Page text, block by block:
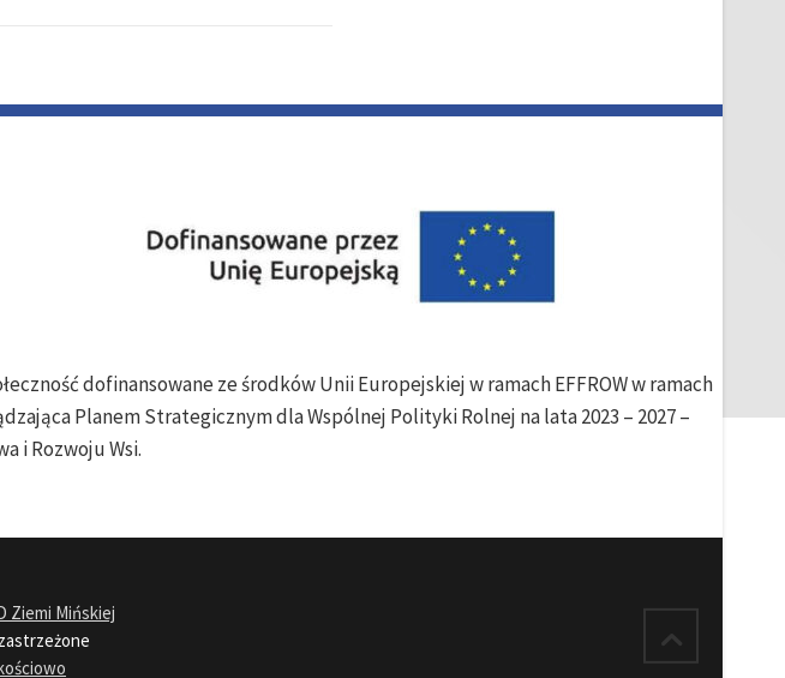
dofinansowane ze środków Unii Europejskiej w ramach EFFROW w ramach
Planem Strategicznym dla Wspólnej Polityki Rolnej na lata 2023 – 2027 –
i Rozwoju Wsi.
Ziemi Mińskiej